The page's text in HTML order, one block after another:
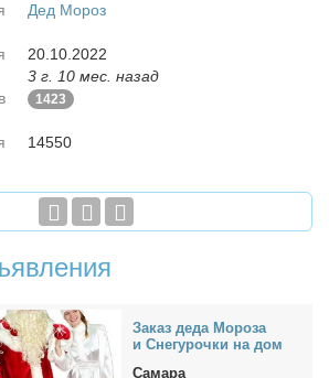
Дед Мороз
20.10.2022
3 г. 10 мес. назад
1423
14550
За­каз де­да Мо­ро­за
и Сне­гу­роч­ки на дом
Самара